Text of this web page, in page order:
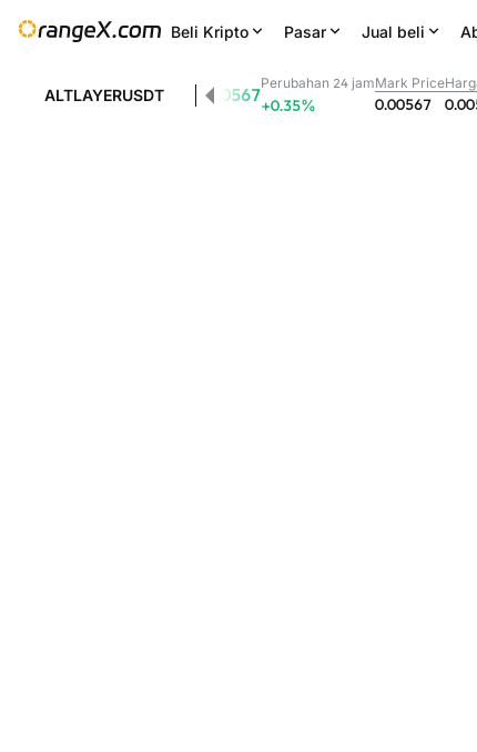
Beli Kripto Pasar Jual beli
ALTLAYERUSDT 0.00567
Perubahan 24 jam
+0.35%
Mark Price
0.00567